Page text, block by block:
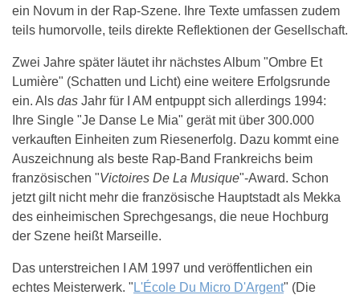
ein Novum in der Rap-Szene. Ihre Texte umfassen zudem
teils humorvolle, teils direkte Reflektionen der Gesellschaft.
Zwei Jahre später läutet ihr nächstes Album "Ombre Et
Lumière" (Schatten und Licht) eine weitere Erfolgsrunde
ein. Als das Jahr für I AM entpuppt sich allerdings 1994:
Ihre Single "Je Danse Le Mia" gerät mit über 300.000
verkauften Einheiten zum Riesenerfolg. Dazu kommt eine
Auszeichnung als beste Rap-Band Frankreichs beim
französischen "Victoires De La Musique"-Award. Schon
jetzt gilt nicht mehr die französische Hauptstadt als Mekka
des einheimischen Sprechgesangs, die neue Hochburg
der Szene heißt Marseille.
Das unterstreichen I AM 1997 und veröffentlichen ein
echtes Meisterwerk. " L'École Du Micro D'Argent" (Die